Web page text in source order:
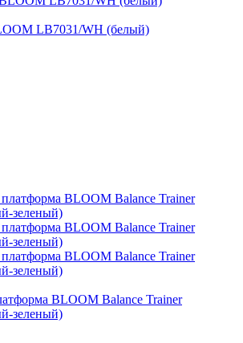
LB7031/WH (белый)
BLOOM Balance Trainer
зеленый)